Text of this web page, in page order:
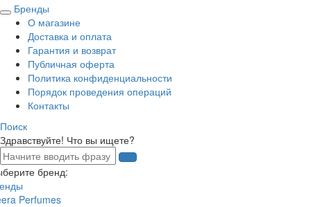
Бренды
О магазине
Доставка и оплата
Гарантия и возврат
Публичная оферта
Политика конфиденциальности
Порядок проведения операций
Контакты
Поиск
Здравствуйте! Что вы ищете?
бренд:
Perfumes